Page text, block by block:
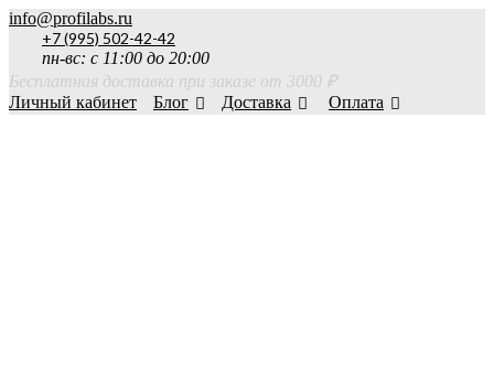
info@profilabs.ru
+7 (995) 502-42-42
пн-вс: с 11:00 до 20:00
Бесплатная доставка при заказе от 3000 ₽
Личный кабинет
Блог Доставка Оплата